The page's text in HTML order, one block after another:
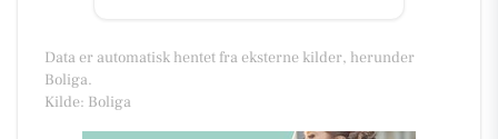
Data er automatisk hentet fra eksterne kilder, herunder
Boliga.
Kilde: Boliga